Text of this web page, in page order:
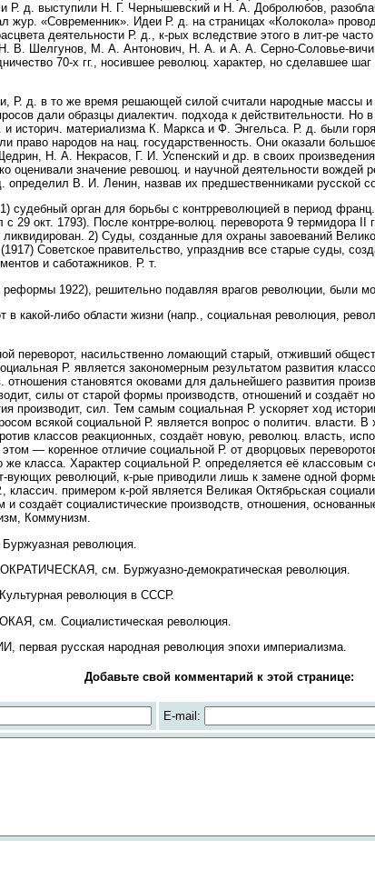
Р. д. выступили Н. Г. Чернышевский и Н. А. Добролюбов,
жур. «Современник». Идеи Р. д. на страницах «Колокола»
деятельности Р. д., к-рых вследствие этого в лит-ре
В. Шелгунов, М. А. Антонович, Н. А. и А. А. Серно-Соловье-
70-х гг., носившее революц. характер, но сделавшее
Р. д. в то же время решающей силой считали народные массы и
дали образцы диалектич. подхода к действительности. Но
и историч. материализма К. Маркса и Ф. Энгельса. Р. д. были
право народов на нац. государственность. Они оказали
Н. А. Некрасов, Г. И. Успенский и др. в своих
оценивали значение ревошоц. и научной деятельности вождей
В. И. Ленин, назвав их предшественниками русской
орган для борьбы с контрреволюцией в период франц.
с 29 окт. 1793). После контрре-волюц. переворота 9 термидора
2) Суды, созданные для охраны завоеваний
Советское правительство, упразднив все старые суды,
и саботажников. Р. т.
1922), решительно подавляя врагов революции, были
какой-либо области жизни (напр., социальная революция,
переворот, насильственно ломающий старый, отживший
Р. является закономерным результатом развития
становятся оковами для дальнейшего развития
силы от старой формы производств, отношений и создаёт
производит, сил. Тем самым социальная Р. ускоряет ход
всякой социальной Р. является вопрос о политич. власти. В
классов реакционных, создаёт новую, революц. власть,
— коренное отличие социальной Р. от дворцовых
же класса. Характер социальной Р. определяется её классовым
вующих революций, к-рые приводили лишь к замене одной
классич. примером к-рой является Великая Октябрьская
и создаёт социалистические производств, отношения,
Коммунизм.
революция.
см. Буржуазно-демократическая революция.
революция в СССР.
см. Социалистическая революция.
русская народная революция эпохи империализма.
Добавьте свой комментарий к этой странице:
E-mail: